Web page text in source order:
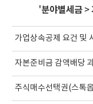
'분야별세금 >
가업상속공제 요건 및
자본준비금 감액배당
주식매수선택권(스톡